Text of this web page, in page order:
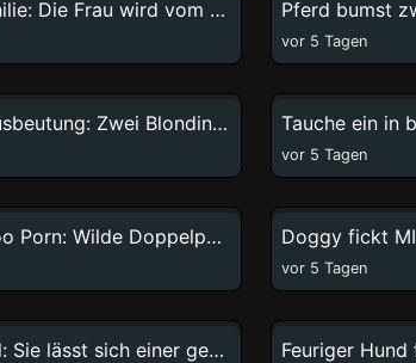
Wilde Zoophilie: Die Frau wird vom Pferd dominiert
vor 5 Tagen
Erotische Ausbeutung: Zwei Blondinen, ein schwarzer Mann und das wilde Pferd
vor 5 Tagen
Zooskool Zoo Porn: Wilde Doppelpenetration mit Hund Doggy fickt
vor 5 Tagen
Wildes Pferd: Sie lässt sich einer gewaltigen Penetration hingeben Feuriger